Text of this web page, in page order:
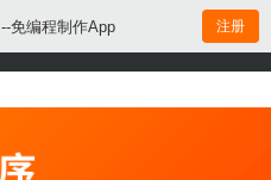
--免编程制作App 注册